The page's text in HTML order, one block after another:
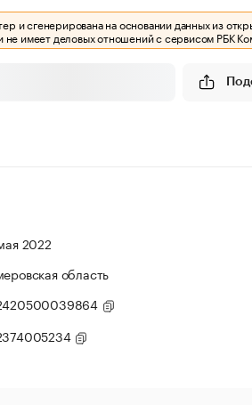
и сгенерирована на основании данных из
не имеет деловых отношений с сервисом РБК
2022
область